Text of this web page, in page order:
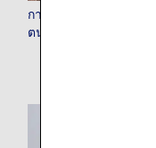
การโหลดสัมภาระกับ
ตนเอง)